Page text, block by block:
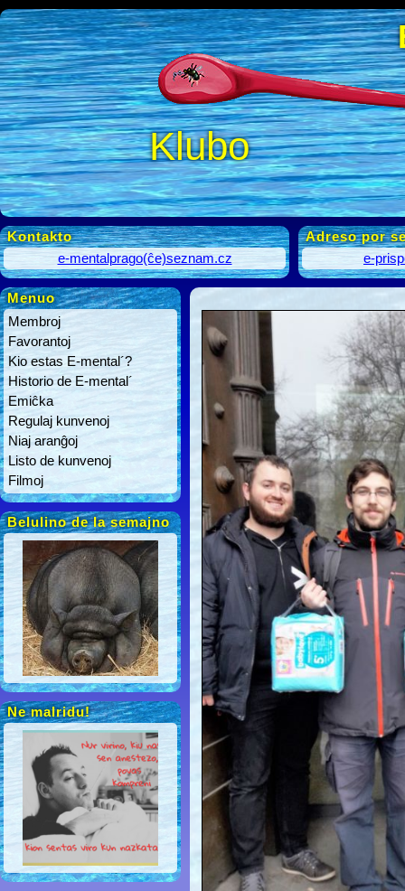
Klubo
Kontakto
e-mentalprago(ĉe)seznam.cz
Adreso por
e-
Menuo
Membroj
Favorantoj
Kio estas E-mental´?
Historio de E-mental´
Emiĉka
Regulaj kunvenoj
Niaj aranĝoj
Listo de kunvenoj
Filmoj
Belulino de la semajno
Ne malridu!